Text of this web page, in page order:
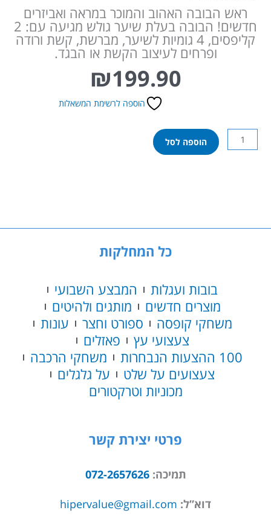
ראש הבובה האהוב והמוכר במראה ואביזרים
חדשים! הבובה בעלת שיער גולש מגיעה עם: 2
קליפסים, 4 גומיות לשיער, מברשת, קשת ורודה
ופרחים לעיצוב הקשת או הבגד.
₪199.90
הוספה לרשימת המשאלות
כמות
של
הוספה לסל
כל המחלקות
בובות ועגלות
המבצע השבועי
מוצרים חדשים
מותגים ולהיטים
משחקי קופסה
ספורט וחצר
עונות
צעצועי עץ
פאזלים
100 ההצעות הנבחרות
משחקי הרכבה
צעצועים על שלט
על גלגלים
מכוניות וטרקטורים
פרטי יצירת קשר
תמיכה:072-2657626
דוא”ל: hipervalue@gmail.com